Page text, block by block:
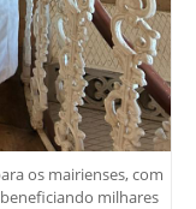
os mairienses, com
milhares